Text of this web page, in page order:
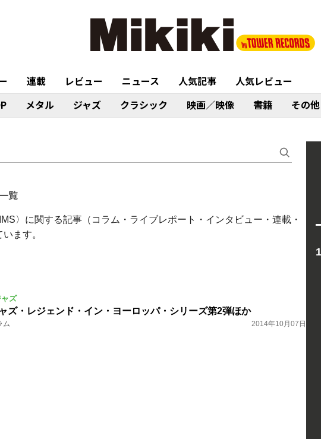
連載 レビュー ニュース 人気記事
人気レビュー
メタル ジャズ クラシック 映画／映像 書籍 その他
覧
〉に関する記事（コラム・ライブレポート・インタビュー・連載・
ます。
ャズ
ズ・レジェンド・イン・ヨーロッパ・シリーズ第2弾ほか
ム 2014年10月07日